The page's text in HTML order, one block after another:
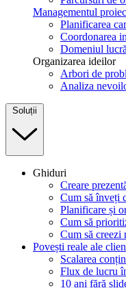
Managementul
Planificarea
Coordonarea
Domeniul
Organizarea ideilor
Arbori de
Analiza
Soluții
Ghiduri
Creare
Cum să înveți
Planificare și
Cum să
Cum să creezi
Povești reale ale
Scalarea
Flux de lucru
10 ani fără